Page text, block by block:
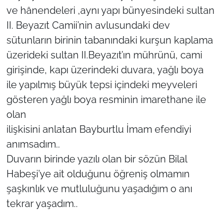
ve hânendeleri ,aynı yapı bünyesindeki sultan
II. Beyazıt Camii’nin avlusundaki dev
sütunların birinin tabanındaki kurşun kaplama
üzerideki sultan II.Beyazıt’ın mührünü, cami
girişinde, kapı üzerindeki duvara, yağlı boya
ile yapılmış büyük tepsi içindeki meyveleri
gösteren yağlı boya resminin imarethane ile
olan
ilişkisini anlatan Bayburtlu İmam efendiyi
anımsadım..
Duvarın birinde yazılı olan bir sözün Bilal
Habeşi’ye ait olduğunu öğreniş olmamın
şaşkınlık ve mutluluğunu yaşadığım o anı
tekrar yaşadım..